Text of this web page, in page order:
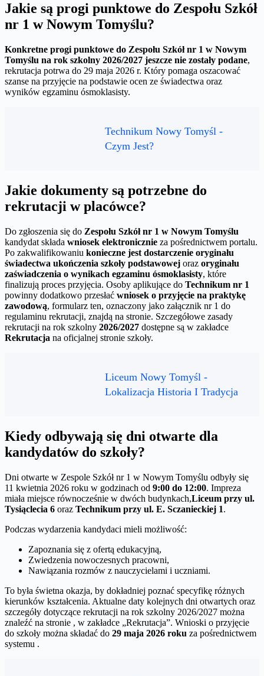
Jakie są progi punktowe do Zespołu Szkół
nr 1 w Nowym Tomyślu?
Konkretne progi punktowe do Zespołu Szkół nr 1 w Nowym
Tomyślu na rok szkolny 2026/2027 jeszcze nie zostały podane,
rekrutacja potrwa do 29 maja 2026 r. Który pomaga oszacować
szanse na przyjęcie na podstawie ocen ze świadectwa oraz
wyników egzaminu ósmoklasisty.
Technikum Nowy Tomyśl -
Czym Jest?
Jakie dokumenty są potrzebne do
rekrutacji w placówce?
Do zgłoszenia się do Zespołu Szkół nr 1 w Nowym Tomyślu
kandydat składa wniosek elektronicznie za pośrednictwem portalu.
Po zakwalifikowaniu konieczne jest dostarczenie oryginału
świadectwa ukończenia szkoły podstawowej oraz oryginału
zaświadczenia o wynikach egzaminu ósmoklasisty, które
finalizują proces przyjęcia. Osoby aplikujące do Technikum nr 1
powinny dodatkowo przesłać wniosek o przyjęcie na praktykę
zawodową, formularz ten, oznaczony jako załącznik nr 1 do
regulaminu rekrutacji, znajdą na stronie. Szczegółowe zasady
rekrutacji na rok szkolny 2026/2027 dostępne są w zakładce
Rekrutacja na oficjalnej stronie szkoły.
Liceum Nowy Tomyśl -
Lokalizacja Historia I Tradycja
Kiedy odbywają się dni otwarte dla
kandydatów do szkoły?
Dni otwarte w Zespole Szkół nr 1 w Nowym Tomyślu odbyły się
11 kwietnia 2026 roku w godzinach od 9:00 do 12:00. Impreza
miała miejsce równocześnie w dwóch budynkach,Liceum przy ul.
Tysiąclecia 6 oraz Technikum przy ul. E. Sczanieckiej 1.
Podczas wydarzenia kandydaci mieli możliwość:
Zapoznania się z ofertą edukacyjną,
Zwiedzenia nowoczesnych pracowni,
Nawiązania rozmów z nauczycielami i uczniami.
To była świetna okazja, by dokładniej poznać specyfikę różnych
kierunków kształcenia. Aktualne daty kolejnych dni otwartych oraz
szczegóły dotyczące rekrutacji na rok szkolny 2026/2027 można
znaleźć na stronie , w zakładce „Rekrutacja”. Wnioski o przyjęcie
do szkoły można składać do 29 maja 2026 roku za pośrednictwem
systemu .